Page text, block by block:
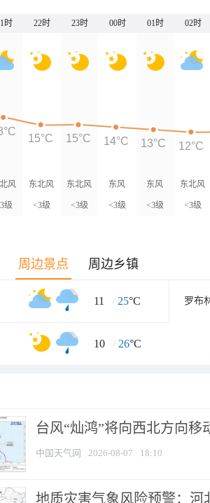
时 22时 23时 00时 01时 02时
风
级
东北风
<3级
东北风
<3级
东风
<3级
东风
<3级
东北风
<3级
15°C 15°C 14°C 13°C 12°C
周边景点 周边乡镇
11 / 25°C 罗布
10 / 26°C
台风“灿鸿”将向西北方向移
中国天气网 2026-08-07 18:10
地质灾害气象风险预警：河